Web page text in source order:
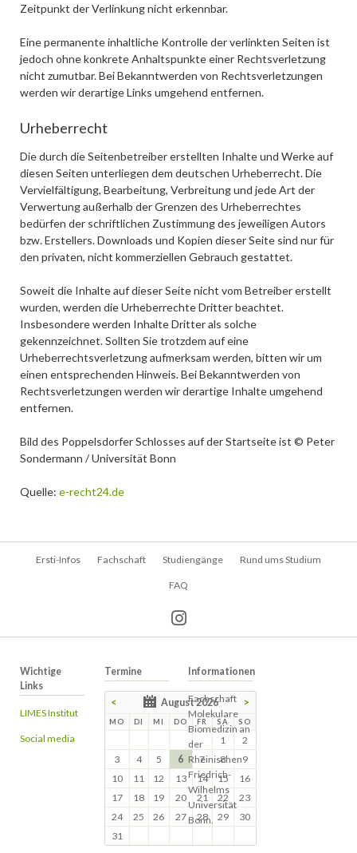
Zeitpunkt der Verlinkung nicht erkennbar.
Eine permanente inhaltliche Kontrolle der verlinkten Seiten ist
jedoch ohne konkrete Anhaltspunkte einer Rechtsverletzung
nicht zumutbar. Bei Bekanntwerden von Rechtsverletzungen
werden wir derartige Links umgehend entfernen.
Urheberrecht
Die durch die Seitenbetreiber erstellten Inhalte und Werke auf
diesen Seiten unterliegen dem deutschen Urheberrecht. Die
Vervielfältigung, Bearbeitung, Verbreitung und jede Art der
Verwertung außerhalb der Grenzen des Urheberrechtes
bedürfen der schriftlichen Zustimmung des jeweiligen Autors
bzw. Erstellers. Downloads und Kopien dieser Seite sind nur für
den privaten, nicht kommerziellen Gebrauch gestattet.
Soweit die Inhalte auf dieser Seite nicht vom Betreiber erstellt
wurden, werden die Urheberrechte Dritter beachtet.
Insbesondere werden Inhalte Dritter als solche
gekennzeichnet. Sollten Sie trotzdem auf eine
Urheberrechtsverletzung aufmerksam werden, bitten wir um
einen entsprechenden Hinweis. Bei Bekanntwerden von
Rechtsverletzungen werden wir derartige Inhalte umgehend
entfernen.
Bild des Poppelsdorfer Schlosses auf der Startseite ist © Peter
Sondermann / Universität Bonn
Quelle: e-recht24.de
Navigation
Ersti-Infos Fachschaft Studiengänge Rund ums Studium
FAQ
Wichtige
Links
LIMES Institut
Social media
Termine
< August 2026 >
MO DI MI DO FR SA SO
1
2
3
4 5 6 7 8
9
10
11 12 13 14 15
16
17
18 19 20 21 22
23
24
25 26 27 28 29
30
31
Informationen
Fachschaft
Molekulare
Biomedizin an
der
Rheinischen
Friedrich-
Wilhelms
Universität
Bonn.